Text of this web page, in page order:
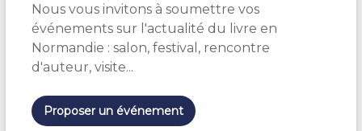
c
t
i
o
n
e
z
Nous vous invitons à soumettre vos
événements sur l'actualité du livre en
Normandie : salon, festival, rencontre
d'auteur, visite...
Proposer un événement